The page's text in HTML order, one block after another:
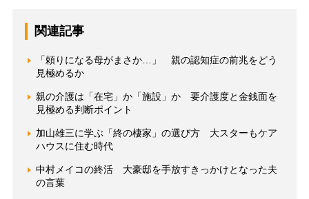
関連記事
「頼りになる母がまさか…」 親の認知症の前兆をどう
見極めるか
親の介護は「在宅」か「施設」か 要介護度と金銭面を
見極める判断ポイント
加山雄三に学ぶ「終の棲家」の選び方 大スターもケア
ハウスに住む時代
中村メイコの終活 大豪邸を手放すきっかけとなった夫
の言葉